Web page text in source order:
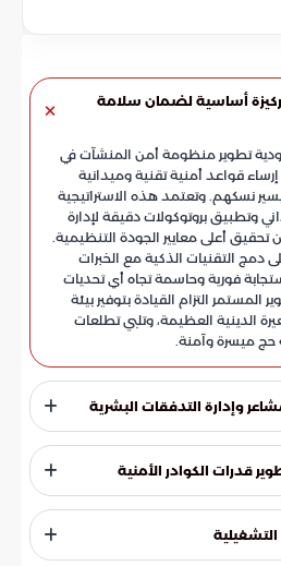
أساسية لضمان سلامة
تطوير منظومة أمن المنشآت في
إرساء قواعد أمنية تقنية وميدانية
نسكهم. وتعتمد هذه الاستراتيجية
وتطبيق بروتوكولات دقيقة لإدارة
أعلى معايير الجودة التنظيمية.
على دمج التقنيات الذكية مع الخبرات
فورية وحاسمة تجاه أي تحديات
التزام القيادة بتوفير بيئة
الدينية العظيمة، وتلبي تطلعات
حج ميسرة وآمنة.
وإدارة التدفقات البشرية
أولوية قصوى في الخطط الأمنية،
يربط بين المشاعر المقدسة. وتعتمد
على إجراءات وقائية صارمة تضمن
وزيادة القدرة الاستيعابية
بين المشاعر في زمن قياسي
قدرات الكوادر الأمنية
نوعية في مستوى استعداداتها
نماذج تدريبية تحاكي الواقع
من التدريب يرفع من سرعة البديهة
التشغيلية